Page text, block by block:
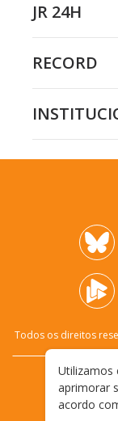
JR 24H
RECORD
Todos os direitos
Utilizamos
aprimorar
acordo